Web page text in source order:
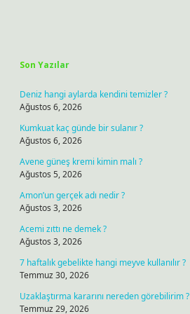
Son Yazılar
Deniz hangi aylarda kendini temizler ?
Ağustos 6, 2026
Kumkuat kaç günde bir sulanır ?
Ağustos 6, 2026
Avene güneş kremi kimin malı ?
Ağustos 5, 2026
Amon’un gerçek adı nedir ?
Ağustos 3, 2026
Acemi zıttı ne demek ?
Ağustos 3, 2026
7 haftalık gebelikte hangi meyve kullanılır ?
Temmuz 30, 2026
Uzaklaştırma kararını nereden görebilirim ?
Temmuz 29, 2026